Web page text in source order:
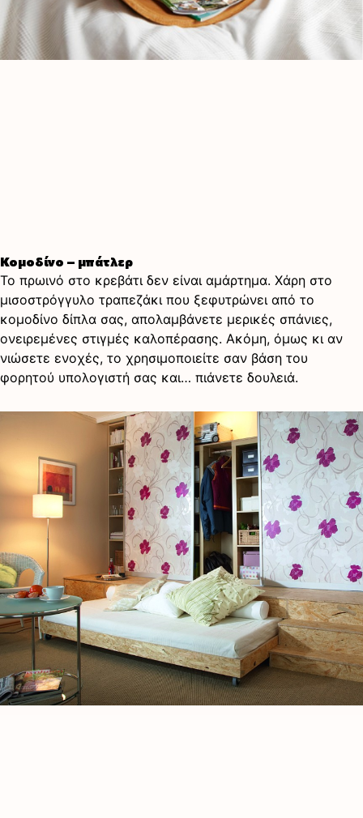
Κομοδίνο – μπάτλερ
Το πρωινό στο κρεβάτι δεν είναι αμάρτημα. Χάρη στο
μισοστρόγγυλο τραπεζάκι που ξεφυτρώνει από το
κομοδίνο δίπλα σας, απολαμβάνετε μερικές σπάνιες,
ονειρεμένες στιγμές καλοπέρασης. Ακόμη, όμως κι αν
νιώσετε ενοχές, το χρησιμοποιείτε σαν βάση του
φορητού υπολογιστή σας και… πιάνετε δουλειά.